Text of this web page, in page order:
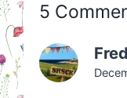
5